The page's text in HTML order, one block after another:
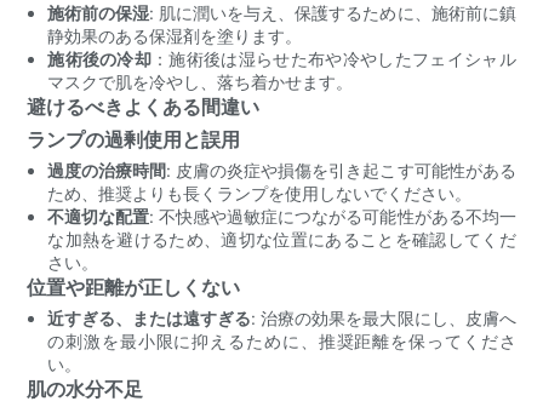
施術前の保湿: 肌に潤いを与え、保護するために、施術前に鎮
静効果のある保湿剤を塗ります。
施術後の冷却 ：施術後は湿らせた布や冷やしたフェイシャル
マスクで肌を冷やし、落ち着かせます。
避けるべきよくある間違い
ランプの過剰使用と誤用
過度の治療時間: 皮膚の炎症や損傷を引き起こす可能性がある
ため、推奨よりも長くランプを使用しないでください。
不適切な配置: 不快感や過敏症につながる可能性がある不均一
な加熱を避けるため、適切な位置にあることを確認してくだ
さい。
位置や距離が正しくない
近すぎる、または遠すぎる: 治療の効果を最大限にし、皮膚へ
の刺激を最小限に抑えるために、推奨距離を保ってくださ
い。
肌の水分不足